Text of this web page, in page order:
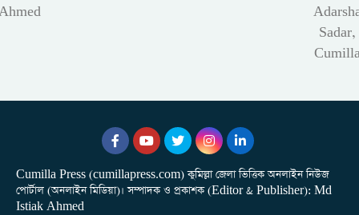
Sadar,
Cumilla Press (cumillapress.com) কুমিল্লা জেলা ভিত্তিক অনলাইন নিউজ
পোর্টাল (অনলাইন মিডিয়া)। সম্পাদক ও প্রকাশক (Editor & Publisher): Md
Istiak Ahmed